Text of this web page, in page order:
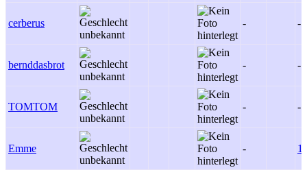
cerberus - -
bernddasbrot - -
TOMTOM - -
Emme - 1